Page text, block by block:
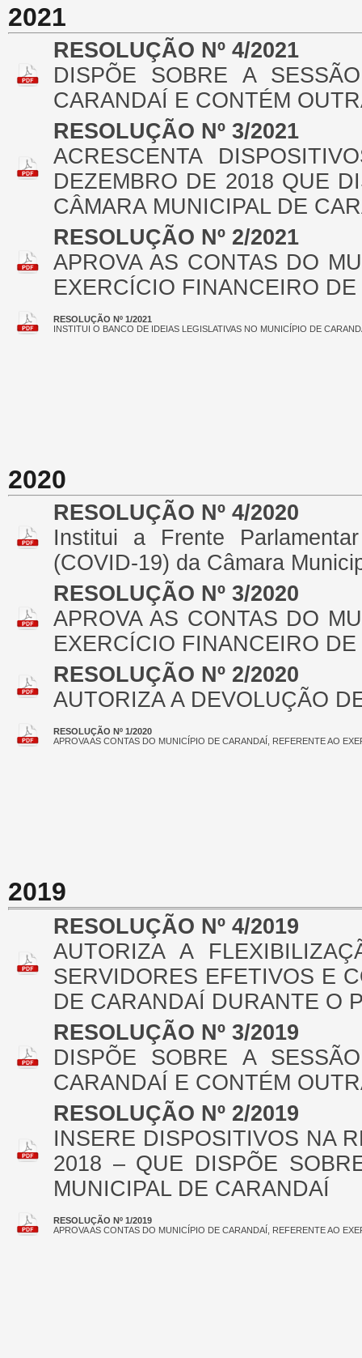
2021
RESOLUÇÃO Nº 4/2021
DISPÕE SOBRE A
CARANDAÍ E CONTÉM
RESOLUÇÃO Nº 3/2021
ACRESCENTA
DEZEMBRO DE 2018 QUE
CÂMARA MUNICIPAL DE
RESOLUÇÃO Nº 2/2021
APROVA AS CONTAS DO
EXERCÍCIO FINANCEIRO DE
RESOLUÇÃO Nº 1/2021
INSTITUI O BANCO DE IDEIAS LEGISLATIVAS NO MUNICÍPIO DE
2020
RESOLUÇÃO Nº 4/2020
Institui a Frente
(COVID-19) da Câmara
RESOLUÇÃO Nº 3/2020
APROVA AS CONTAS DO
EXERCÍCIO FINANCEIRO DE
RESOLUÇÃO Nº 2/2020
AUTORIZA A DEVOLUÇÃO
RESOLUÇÃO Nº 1/2020
APROVA AS CONTAS DO MUNICÍPIO DE CARANDAÍ, REFERENTE AO
2019
RESOLUÇÃO Nº 4/2019
AUTORIZA A
SERVIDORES EFETIVOS E
DE CARANDAÍ DURANTE O
RESOLUÇÃO Nº 3/2019
DISPÕE SOBRE A
CARANDAÍ E CONTÉM
RESOLUÇÃO Nº 2/2019
INSERE DISPOSITIVOS NA
2018 – QUE DISPÕE
MUNICIPAL DE CARANDAÍ
RESOLUÇÃO Nº 1/2019
APROVA AS CONTAS DO MUNICÍPIO DE CARANDAÍ, REFERENTE AO